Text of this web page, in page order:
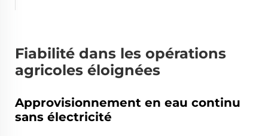
Fiabilité dans les opérations
agricoles éloignées
Approvisionnement en eau continu
sans électricité